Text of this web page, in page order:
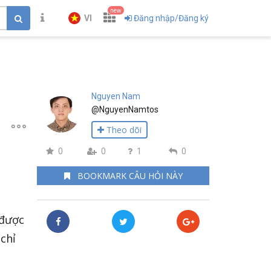
VI
new
Đăng nhập/Đăng ký
Nguyen Nam
@NguyenNamtos
Theo dõi
0 0 1 0
BOOKMARK CÂU HỎI NÀY